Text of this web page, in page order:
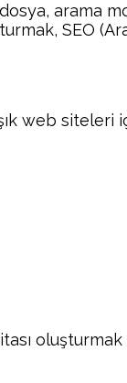
arama
SEO
web